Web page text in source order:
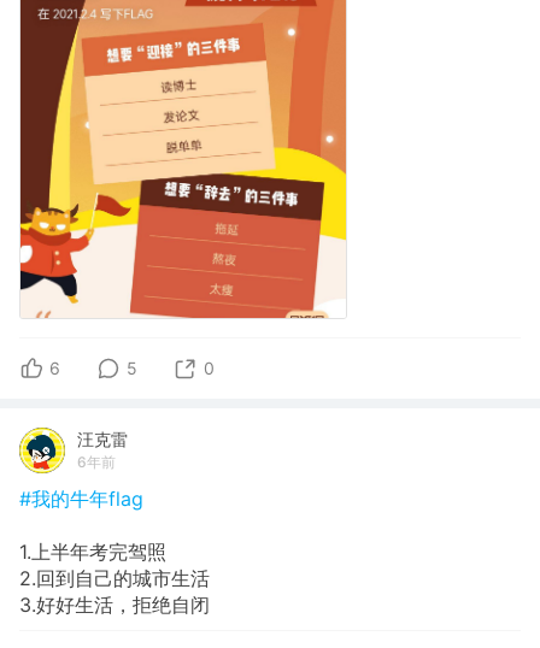
6 5 0
汪克雷
6年前
#我的牛年flag
1.上半年考完驾照
2.回到自己的城市生活
3.好好生活，拒绝自闭